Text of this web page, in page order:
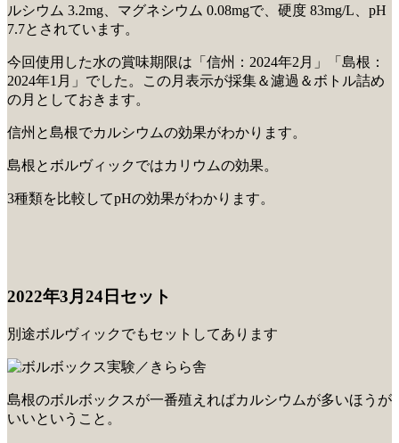
ルシウム 3.2mg、マグネシウム 0.08mgで、硬度 83mg/L、pH
7.7とされています。
今回使用した水の賞味期限は「信州：2024年2月」「島根：
2024年1月」でした。この月表示が採集＆濾過＆ボトル詰め
の月としておきます。
信州と島根でカルシウムの効果がわかります。
島根とボルヴィックではカリウムの効果。
3種類を比較してpHの効果がわかります。
2022年3月24日セット
別途ボルヴィックでもセットしてあります
島根のボルボックスが一番殖えればカルシウムが多いほうが
いいということ。